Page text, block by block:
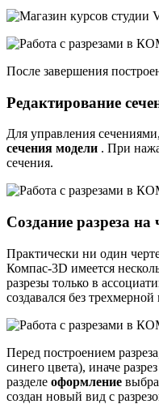
После завершения
Редактирование
Для управления
сечения модели . При
сечения.
Создание разреза на
Практически ни один
Компас-3D имеется
разрезы только в
создавался без
Перед построением
синего цвета), иначе
разделе оформление
создан новый вид с